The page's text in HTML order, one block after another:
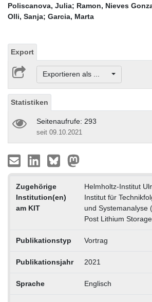
Poliscanova, Julia; Ramon, Nieves
Olli, Sanja; Garcia, Marta
Export
Exportieren als ...
Statistiken
Seitenaufrufe: 293
seit 09.10.2021
Zugehörige
Institution(en)
am KIT
Helmholtz-Institut
Institut für
und Systemanalyse
Post Lithium
Publikationstyp Vortrag
Publikationsjahr 2021
Sprache Englisch